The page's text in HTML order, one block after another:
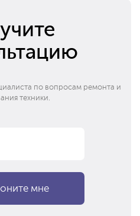
по вопросам ремонта и
техники.